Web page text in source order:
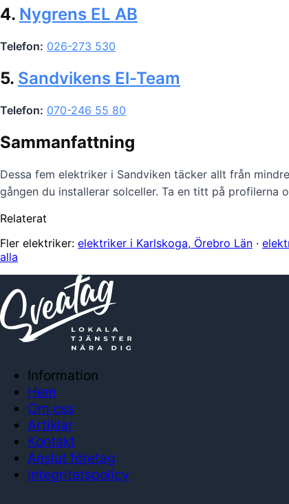
4. Nygrens EL AB
Telefon: 026-273 530
5. Sandvikens El-Team
Telefon: 070-246 55 80
Sammanfattning
Dessa fem elektriker i Sandviken täcker allt från
gången du installerar solceller. Ta en titt på profilerna
Relaterat
Fler elektriker: elektriker i Karlskoga, Örebro Län ·
alla
Information
Hem
Om oss
Artiklar
Kontakt
Anslut företag
Integritetspolicy